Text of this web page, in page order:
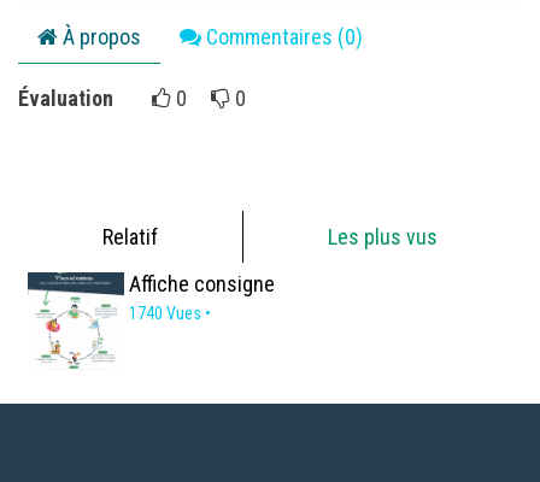
Relatif
Les plus vus
Affiche consigne
1740 Vues •
À propos Commentaires (0)
Évaluation 0 0